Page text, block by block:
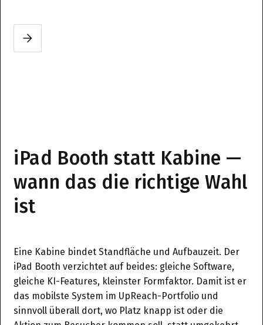
Slide 2 of 3.
iPad Booth statt Kabine —
wann das die richtige Wahl
ist
Eine Kabine bindet Standfläche und Aufbauzeit. Der
iPad Booth verzichtet auf beides: gleiche Software,
gleiche KI-Features, kleinster Formfaktor. Damit ist er
das mobilste System im UpReach-Portfolio und
sinnvoll überall dort, wo Platz knapp ist oder die